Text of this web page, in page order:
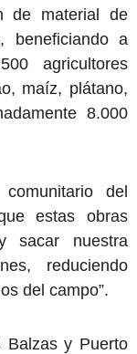
de material de
beneficiando a
agricultores
maíz, plátano,
8.000
del
estas obras
sacar nuestra
reduciendo
del campo”.
Balzas y Puerto